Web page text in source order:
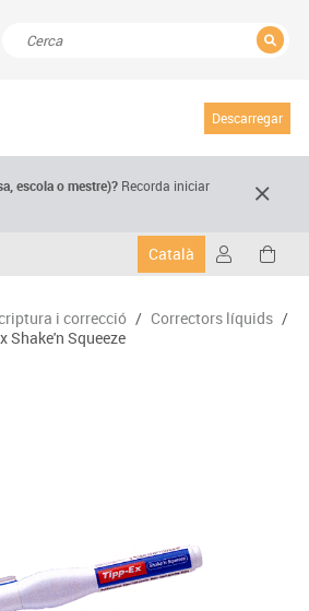
Descarregar
escola o mestre)? Recorda iniciar
Català
i correcció / Correctors líquids /
Shake'n Squeeze